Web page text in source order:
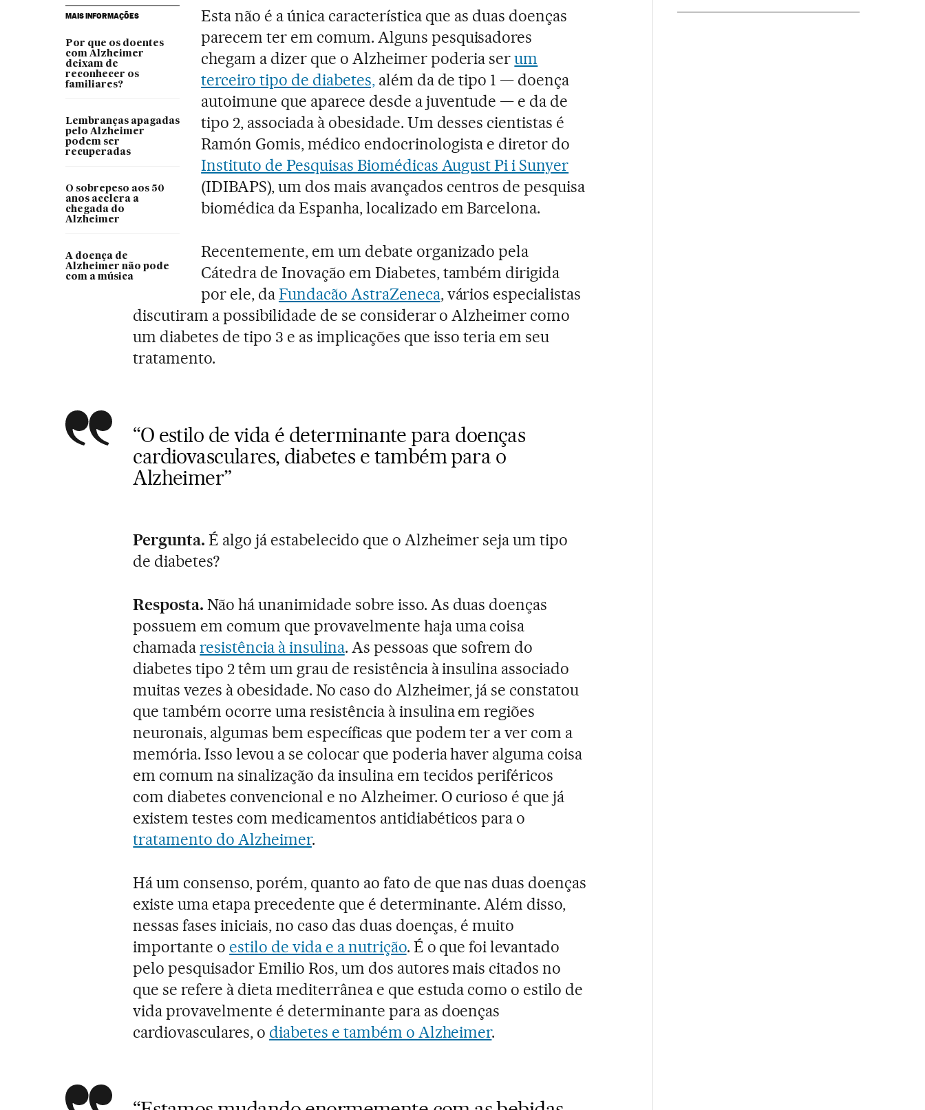
MAIS INFORMAÇÕES
Por que os doentes
com Alzheimer
deixam de
reconhecer os
familiares?
Lembranças apagadas
pelo Alzheimer
podem ser
recuperadas
O sobrepeso aos 50
anos acelera a
chegada do
Alzheimer
A doença de
Alzheimer não pode
com a música
Esta não é a única característica que as duas doenças
parecem ter em comum. Alguns pesquisadores
chegam a dizer que o Alzheimer poderia serum
terceiro tipo de diabetes,além da de tipo 1 — doença
autoimune que aparece desde a juventude — e da de
tipo 2, associada à obesidade. Um desses cientistas é
Ramón Gomis, médico endocrinologista e diretor do
Instituto de Pesquisas Biomédicas August Pi i Sunyer
(IDIBAPS), um dos mais avançados centros de pesquisa
biomédica da Espanha, localizado em Barcelona.
Recentemente, em um debate organizado pela
Cátedra de Inovação em Diabetes, também dirigida
por ele, daFundacão AstraZeneca, vários especialistas
discutiram a possibilidade de se considerar o Alzheimer como
um diabetes de tipo 3 e as implicações que isso teria em seu
tratamento.
“O estilo de vida é determinante para doenças
cardiovasculares, diabetes e também para o
Alzheimer”
Pergunta. É algo já estabelecido que o Alzheimer seja um tipo
de diabetes?
Resposta. Não há unanimidade sobre isso. As duas doenças
possuem em comum que provavelmente haja uma coisa
chamadaresistência à insulina. As pessoas que sofrem do
diabetes tipo 2 têm um grau de resistência à insulina associado
muitas vezes à obesidade. No caso do Alzheimer, já se constatou
que também ocorre uma resistência à insulina em regiões
neuronais, algumas bem específicas que podem ter a ver com a
memória. Isso levou a se colocar que poderia haver alguma coisa
em comum na sinalização da insulina em tecidos periféricos
com diabetes convencional e no Alzheimer. O curioso é que já
existem testes com medicamentos antidiabéticos para o
tratamento do Alzheimer.
Há um consenso, porém, quanto ao fato de que nas duas doenças
existe uma etapa precedente que é determinante. Além disso,
nessas fases iniciais, no caso das duas doenças, é muito
importante o estilo de vida e a nutrição. É o que foi levantado
pelo pesquisador Emilio Ros, um dos autores mais citados no
que se refere à dieta mediterrânea e que estuda como o estilo de
vida provavelmente é determinante para as doenças
cardiovasculares, o diabetes e também o Alzheimer.